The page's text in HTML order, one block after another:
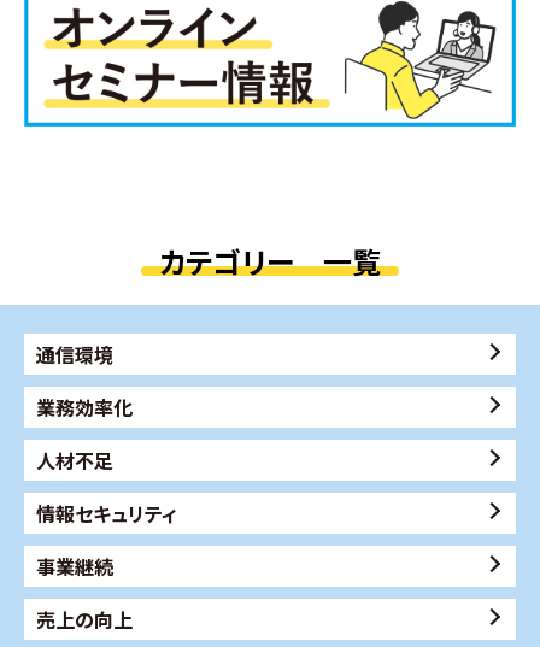
カテゴリー 一覧
通信環境
業務効率化
人材不足
情報セキュリティ
事業継続
売上の向上